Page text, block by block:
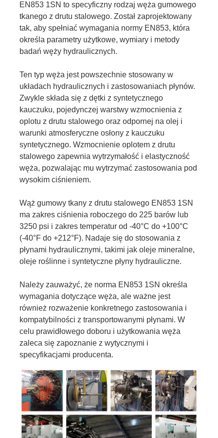
EN853 1SN to specyficzny rodzaj węża gumowego
tkanego z drutu stalowego. Został zaprojektowany
tak, aby spełniać wymagania normy EN853, która
określa parametry użytkowe, wymiary i metody
badań węży hydraulicznych.
Ten typ węża jest powszechnie stosowany w
układach hydraulicznych i zastosowaniach płynów.
Zwykle składa się z dętki z syntetycznego
kauczuku, pojedynczej warstwy wzmocnienia z
oplotu z drutu stalowego oraz odpornej na olej i
warunki atmosferyczne osłony z kauczuku
syntetycznego. Wzmocnienie oplotem z drutu
stalowego zapewnia wytrzymałość i elastyczność
węża, pozwalając mu wytrzymać zastosowania pod
wysokim ciśnieniem.
Wąż gumowy tkany z drutu stalowego EN853 1SN
ma zakres ciśnienia roboczego do 225 barów lub
3250 psi i zakres temperatur od -40°C do +100°C
(-40°F do +212°F). Nadaje się do stosowania z
płynami hydraulicznymi, takimi jak oleje mineralne,
oleje roślinne i syntetyczne płyny hydrauliczne.
Należy zauważyć, że norma EN853 1SN określa
wymagania dotyczące węża, ale ważne jest
również rozważenie konkretnego zastosowania i
kompatybilności z transportowanymi płynami. W
celu prawidłowego doboru i użytkowania węża
zaleca się zapoznanie z wytycznymi i
specyfikacjami producenta.